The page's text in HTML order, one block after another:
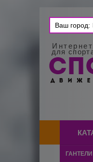
Ваш город:
для
ГАНТЕЛИ